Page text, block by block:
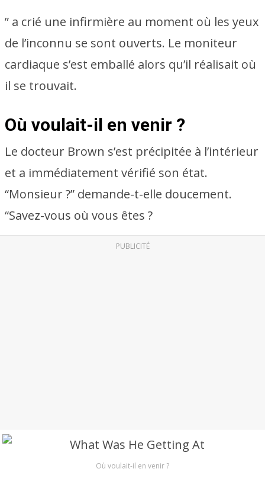
” a crié une infirmière au moment où les yeux
de l’inconnu se sont ouverts. Le moniteur
cardiaque s’est emballé alors qu’il réalisait où
il se trouvait.
Où voulait-il en venir ?
Le docteur Brown s’est précipitée à l’intérieur
et a immédiatement vérifié son état.
“Monsieur ?” demande-t-elle doucement.
“Savez-vous où vous êtes ?
PUBLICITÉ
Où voulait-il en venir ?